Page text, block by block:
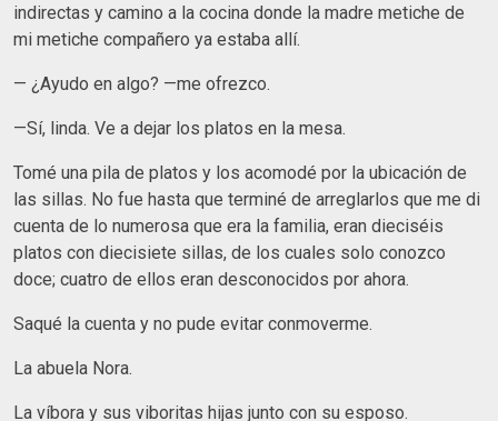
indirectas y camino a la cocina donde la madre metiche de
mi metiche compañero ya estaba allí.
— ¿Ayudo en algo? —me ofrezco.
—Sí, linda. Ve a dejar los platos en la mesa.
Tomé una pila de platos y los acomodé por la ubicación de
las sillas. No fue hasta que terminé de arreglarlos que me di
cuenta de lo numerosa que era la familia, eran dieciséis
platos con diecisiete sillas, de los cuales solo conozco
doce; cuatro de ellos eran desconocidos por ahora.
Saqué la cuenta y no pude evitar conmoverme.
La abuela Nora.
La víbora y sus viboritas hijas junto con su esposo.